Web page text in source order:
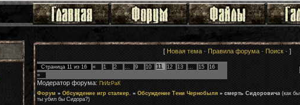
[ Новая тема · Правила форума · Поиск · ]
Страница 11 из 16 « 1 2 … 9 10 11 12 13 … 15
16
»
Модератор форума: ПrИzРaК
Форум » Обсуждение игр сталкер. » Обсуждение Тени Чернобыля » смерть Сидоровича (как бы
ты убил бы Сидора?)